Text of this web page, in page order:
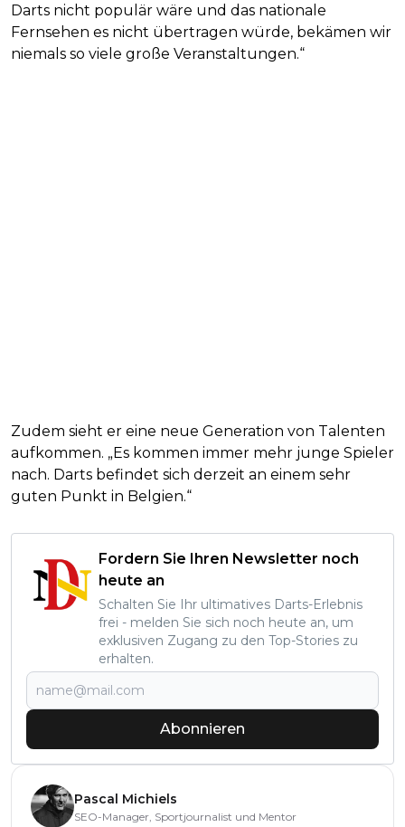
Darts nicht populär wäre und das nationale
Fernsehen es nicht übertragen würde, bekämen wir
niemals so viele große Veranstaltungen.“
Zudem sieht er eine neue Generation von Talenten
aufkommen. „Es kommen immer mehr junge Spieler
nach. Darts befindet sich derzeit an einem sehr
guten Punkt in Belgien.“
Fordern Sie Ihren Newsletter noch
heute an
Schalten Sie Ihr ultimatives Darts-Erlebnis
frei - melden Sie sich noch heute an, um
exklusiven Zugang zu den Top-Stories zu
erhalten.
Abonnieren
Pascal Michiels
SEO-Manager, Sportjournalist und Mentor